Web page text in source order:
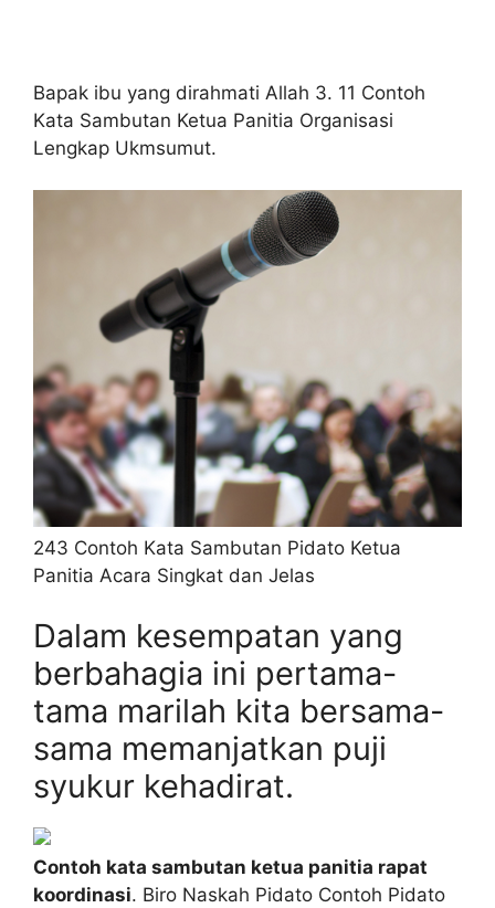
Bapak ibu yang dirahmati Allah 3. 11 Contoh
Kata Sambutan Ketua Panitia Organisasi
Lengkap Ukmsumut.
243 Contoh Kata Sambutan Pidato Ketua
Panitia Acara Singkat dan Jelas
Dalam kesempatan yang
berbahagia ini pertama-
tama marilah kita bersama-
sama memanjatkan puji
syukur kehadirat.
Contoh kata sambutan ketua panitia rapat
koordinasi. Biro Naskah Pidato Contoh Pidato